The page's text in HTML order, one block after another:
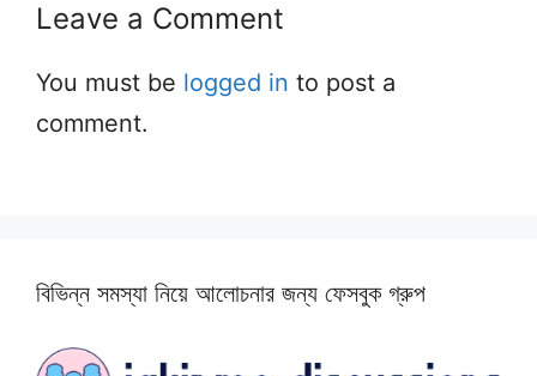
Leave a Comment
You must be logged in to post a
comment.
বিভিন্ন সমস্যা নিয়ে আলোচনার জন্য ফেসবুক গ্রুপ